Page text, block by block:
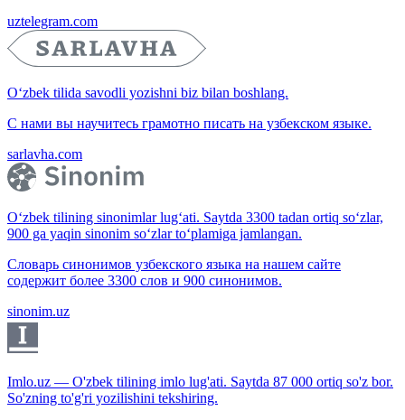
uztelegram.com
O‘zbek tilida savodli yozishni biz bilan boshlang.
С нами вы научитесь грамотно писать на узбекском языке.
sarlavha.com
O‘zbek tilining sinonimlar lug‘ati. Saytda 3300 tadan ortiq so‘zlar,
900 ga yaqin sinonim so‘zlar to‘plamiga jamlangan.
Словарь синонимов узбекского языка на нашем сайте
содержит более 3300 слов и 900 синонимов.
sinonim.uz
Imlo.uz — O'zbek tilining imlo lug'ati. Saytda 87 000 ortiq so'z bor.
So'zning to'g'ri yozilishini tekshiring.